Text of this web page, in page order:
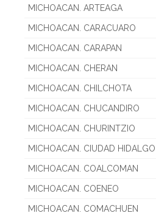
MICHOACAN. ARTEAGA
MICHOACAN. CARACUARO
MICHOACAN. CARAPAN
MICHOACAN. CHERAN
MICHOACAN. CHILCHOTA
MICHOACAN. CHUCANDIRO
MICHOACAN. CHURINTZIO
MICHOACAN. CIUDAD HIDALGO
MICHOACAN. COALCOMAN
MICHOACAN. COENEO
MICHOACAN. COMACHUEN